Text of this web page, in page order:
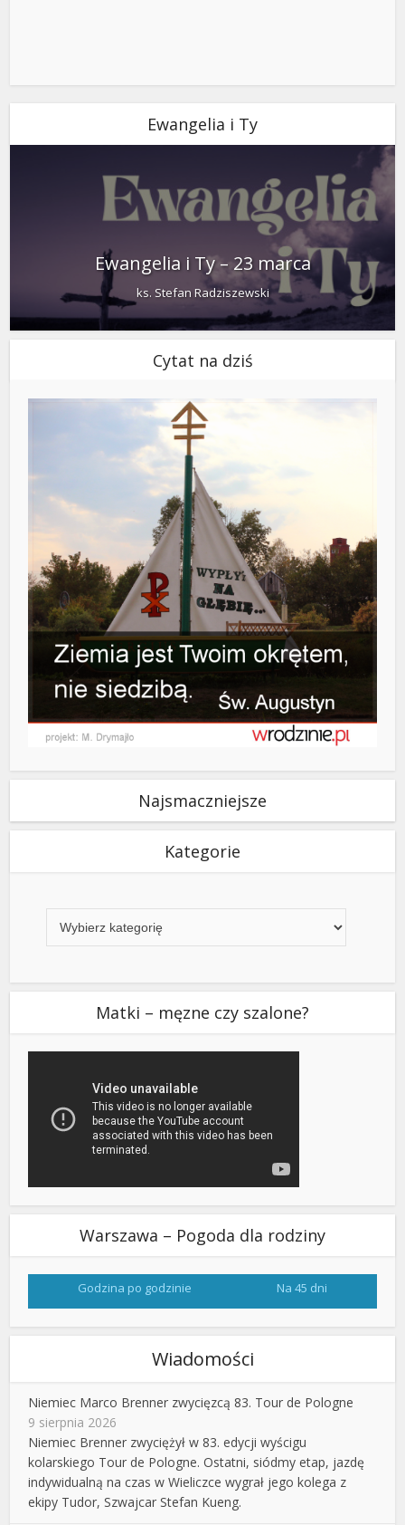
Ewangelia i Ty
Ewangelia i Ty – 23 marca
ks. Stefan Radziszewski
Cytat na dziś
Najsmaczniejsze
Kategorie
Matki – męzne czy szalone?
Warszawa – Pogoda dla rodziny
Godzina po godzinie Na 45 dni
Wiadomości
Niemiec Marco Brenner zwycięzcą 83. Tour de Pologne
9 sierpnia 2026
Niemiec Brenner zwyciężył w 83. edycji wyścigu
kolarskiego Tour de Pologne. Ostatni, siódmy etap, jazdę
indywidualną na czas w Wieliczce wygrał jego kolega z
ekipy Tudor, Szwajcar Stefan Kueng.